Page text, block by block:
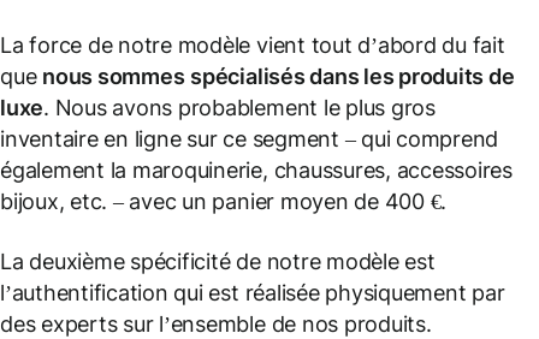
La force de notre modèle vient tout d’abord du fait
que nous sommes spécialisés dans les produits de
luxe. Nous avons probablement le plus gros
inventaire en ligne sur ce segment – qui comprend
également la maroquinerie, chaussures, accessoires
bijoux, etc. – avec un panier moyen de 400 €.
La deuxième spécificité de notre modèle est
l’authentification qui est réalisée physiquement par
des experts sur l’ensemble de nos produits.